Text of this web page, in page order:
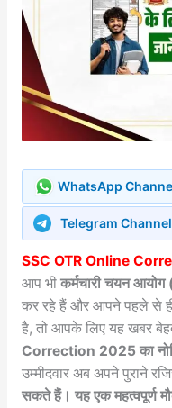
WhatsApp
Telegram Channel
SSC OTR Online
आप भी कर्मचारी चयन आयोग
कर रहे हैं और आपने पहले से
है, तो आपके लिए यह खबर
Correction 2025 का
उम्मीदवार अब अपने पुराने
सकते हैं। यह एक महत्वपूर्ण